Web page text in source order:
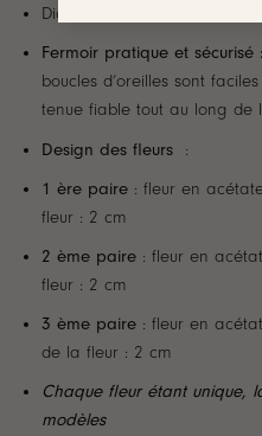
Diamètre intérieur : 1,2 cm
Fermoir pratique et sécurisé :
boucles d’oreilles sont
tenue fiable tout au long de
Design des fleurs
:
1 ère paire: fleur en
fleur : 2 cm
2 ème paire: fleur en
fleur : 2 cm
3 ème paire: fleur en
de la fleur : 2 cm
Chaque fleur étant unique,
modèles